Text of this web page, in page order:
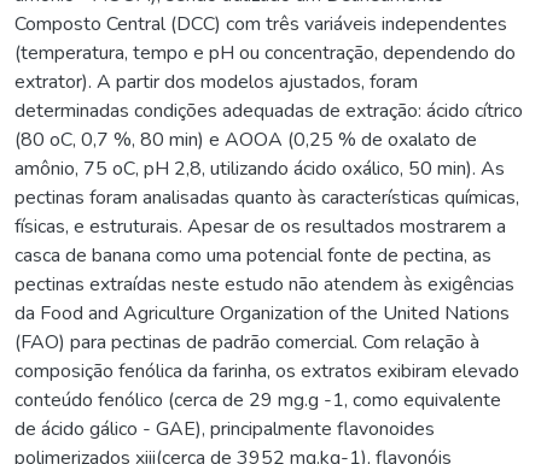
Composto Central (DCC) com três variáveis independentes
(temperatura, tempo e pH ou concentração, dependendo do
extrator). A partir dos modelos ajustados, foram
determinadas condições adequadas de extração: ácido cítrico
(80 oC, 0,7 %, 80 min) e AOOA (0,25 % de oxalato de
amônio, 75 oC, pH 2,8, utilizando ácido oxálico, 50 min). As
pectinas foram analisadas quanto às características químicas,
físicas, e estruturais. Apesar de os resultados mostrarem a
casca de banana como uma potencial fonte de pectina, as
pectinas extraídas neste estudo não atendem às exigências
da Food and Agriculture Organization of the United Nations
(FAO) para pectinas de padrão comercial. Com relação à
composição fenólica da farinha, os extratos exibiram elevado
conteúdo fenólico (cerca de 29 mg.g -1, como equivalente
de ácido gálico - GAE), principalmente flavonoides
polimerizados xiii(cerca de 3952 mg.kg-1), flavonóis